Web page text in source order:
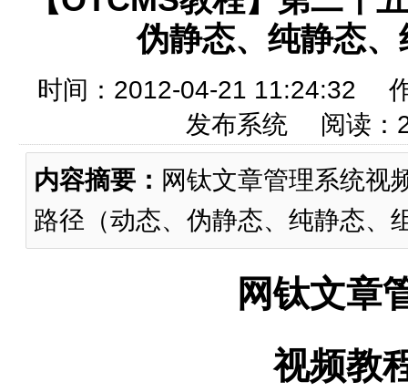
伪静态、纯静态
时间：2012-04-21 11:24:32
发布系统 阅读：
内容摘要： 网钛文章管理系统视
路径（动态、伪静态、纯静态、
网钛文章
视频教